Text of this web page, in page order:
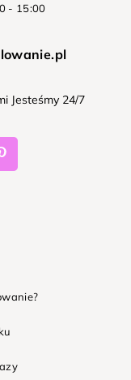
- 15:00
Jesteśmy 24/7
Pinterest